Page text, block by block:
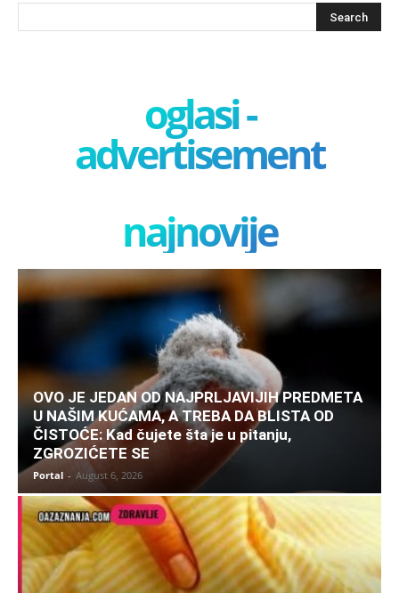
oglasi -
advertisement
najnovije
OVO JE JEDAN OD NAJPRLJAVIJIH PREDMETA
U NAŠIM KUĆAMA, A TREBA DA BLISTA OD
ČISTOĆE: Kad čujete šta je u pitanju,
ZGROZIĆETE SE
Portal - August 6, 2026